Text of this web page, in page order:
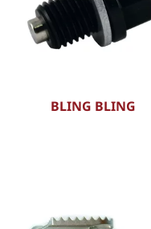
BLING BLING